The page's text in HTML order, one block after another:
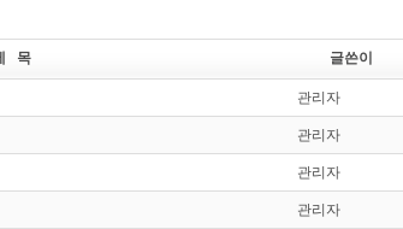
목 글쓴이
관리자
관리자
관리자
관리자